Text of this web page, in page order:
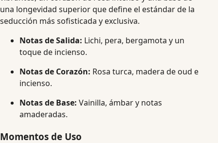
una longevidad superior que define el estándar de la
seducción más sofisticada y exclusiva.
Notas de Salida: Lichi, pera, bergamota y un
toque de incienso.
Notas de Corazón: Rosa turca, madera de oud e
incienso.
Notas de Base: Vainilla, ámbar y notas
amaderadas.
Momentos de Uso